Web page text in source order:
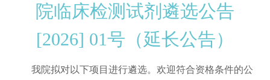
院临床检测试剂 遴选公告
[2026] 01号 （延长公告）
我院拟对以下项目进行遴选。欢迎符合资格条件的公